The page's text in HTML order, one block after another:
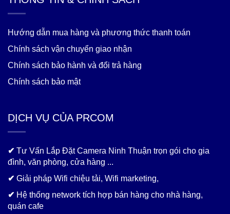
Hướng dẫn mua hàng và phương thức thanh toán
Chính sách vận chuyển giao nhận
Chính sách bảo hành và đổi trả hàng
Chính sách bảo mật
DỊCH VỤ CỦA PRCOM
✔ Tư Vấn Lắp Đặt Camera Ninh Thuận trọn gói cho gia
đình, văn phòng, cửa hàng ...
✔ Giải pháp Wifi chiệu tải, Wifi marketing,
✔ Hệ thống network tích hợp bán hàng cho nhà hàng,
quán cafe